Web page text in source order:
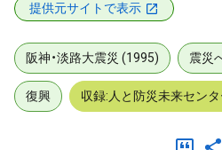
提供元サイトで表示
阪神・淡路大震災 (1995) 震災
復興 収録:人と防災未来セン